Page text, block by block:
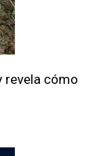
revela cómo